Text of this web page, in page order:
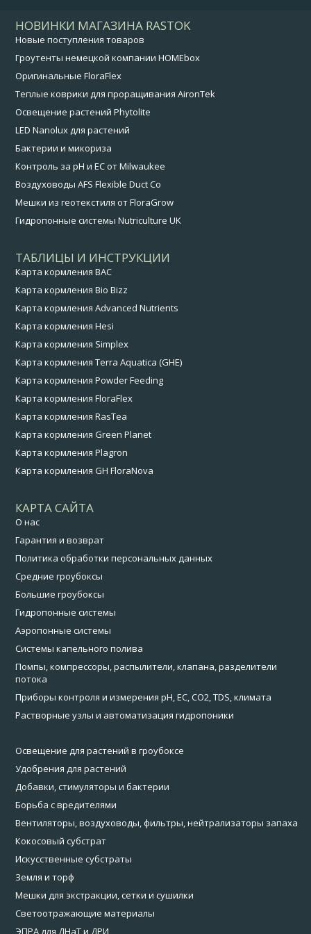
НОВИНКИ МАГАЗИНА RASTOK
Новые поступления товаров
Гроутенты немецкой компании HOMEbox
Оригинальные FloraFlex
Теплые коврики для проращивания AironTek
Освещение растений Phytolite
LED Nanolux для растений
Бактерии и микориза
Контроль за pH и EC от Milwaukee
Воздуховоды AFS Flexible Duct Co
Мешки из геотекстиля от FloraGrow
Гидропонные системы Nutriculture UK
ТАБЛИЦЫ И ИНСТРУКЦИИ
Карта кормления BAC
Карта кормления Bio Bizz
Карта кормления Advanced Nutrients
Карта кормления Hesi
Карта кормления Simplex
Карта кормления Terra Aquatica (GHE)
Карта кормления Powder Feeding
Карта кормления FloraFlex
Карта кормления RasTea
Карта кормления Green Planet
Карта кормления Plagron
Карта кормления GH FloraNova
КАРТА САЙТА
О нас
Гарантия и возврат
Политика обработки персональных данных
Средние гроубоксы
Большие гроубоксы
Гидропонные системы
Аэропонные системы
Системы капельного полива
Помпы, компрессоры, распылители, клапана, разделители
потока
Приборы контроля и измерения pH, EC, CO2, TDS, климата
Растворные узлы и автоматизация гидропоники
Освещение для растений в гроубоксе
Удобрения для растений
Добавки, стимуляторы и бактерии
Борьба с вредителями
Вентиляторы, воздуховоды, фильтры, нейтрализаторы запаха
Кокосовый субстрат
Искусственные субстраты
Земля и торф
Мешки для экстракции, сетки и сушилки
Светоотражающие материалы
ЭПРА для ДНаТ и ДРИ